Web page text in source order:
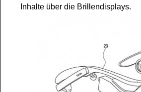
Inhalte über die Brillendisplays.